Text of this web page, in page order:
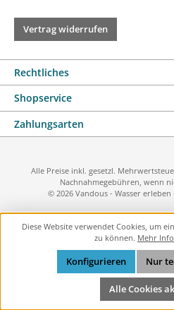
Vertrag widerrufen
Rechtliches
Shopservice
Zahlungsarten
Alle Preise inkl. gesetzl.
Nachnahmegebühren, wenn
© 2026 Vandous - Wasser
Diese Website verwendet Cookies, um
zu können. Mehr
Nur
Konfigurieren
Alle Cookies